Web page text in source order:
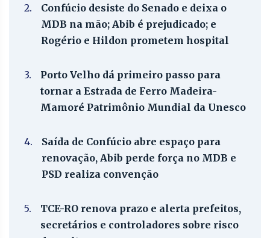
2.
Confúcio desiste do Senado e deixa o
MDB na mão; Abib é prejudicado; e
Rogério e Hildon prometem hospital
3.
Porto Velho dá primeiro passo para
tornar a Estrada de Ferro Madeira-
Mamoré Patrimônio Mundial da Unesco
4.
Saída de Confúcio abre espaço para
renovação, Abib perde força no MDB e
PSD realiza convenção
5.
TCE-RO renova prazo e alerta prefeitos,
secretários e controladores sobre risco